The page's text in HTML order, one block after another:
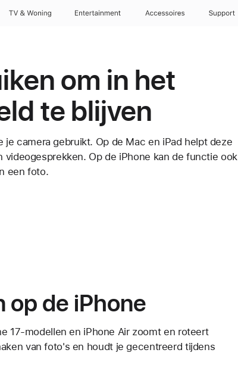
TV & Woning Entertainment Accessoires Support
om in het
te blijven
camera gebruikt. Op de Mac en iPad helpt deze
Op de iPhone kan de functie ook
een foto.
de iPhone
17-modellen en iPhone Air zoomt en roteert
van foto's en houdt je gecentreerd tijdens